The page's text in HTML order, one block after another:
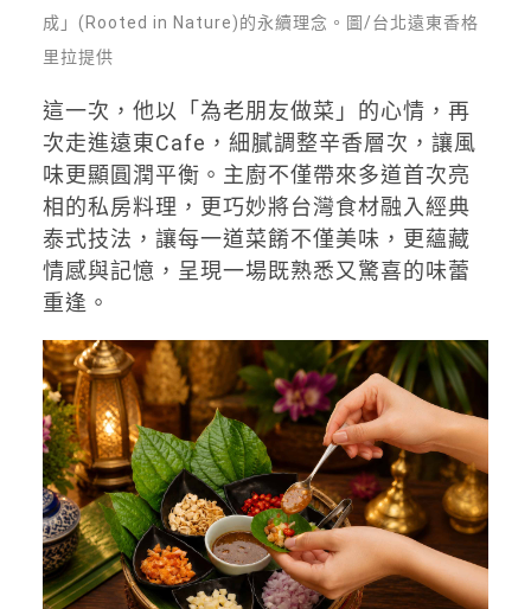
成」(Rooted in Nature)的永續理念。圖/台北遠東香格
里拉提供
這一次，他以「為老朋友做菜」的心情，再
次走進遠東Cafe，細膩調整辛香層次，讓風
味更顯圓潤平衡。 主廚不僅帶來多道首次亮
相的私房料理，更巧妙將台灣食材融入經典
泰式技法，讓每一道菜餚不僅美味，更蘊藏
情感與記憶，呈現一場既熟悉又驚喜的味蕾
重逢。